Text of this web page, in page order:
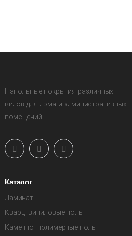
Напольные покрытия различных
видов для дома и административных
помещений
Каталог
Ламинат
Кварц-виниловые полы
Каменно-полимерные полы